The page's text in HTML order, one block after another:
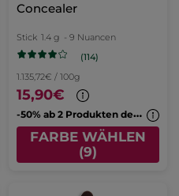
Concealer
Stick 1.4 g - 9 Nuancen
(114)
1.135,72€ / 100g
15,90€
-
50% ab 2 Produkten deiner Wahl
FARBE WÄHLEN
(9)